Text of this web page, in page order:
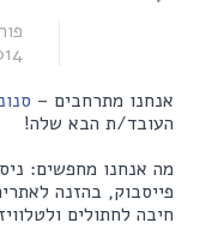
אנחנו מתרחבים –
העובד/ת הבא שלה!
מה אנחנו מחפשים:
פייסבוק, בהזנה
חיבה לחתולים